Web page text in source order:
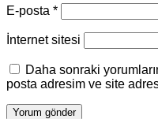
E-posta *
İnternet sitesi
Daha sonraki
posta adresim ve site